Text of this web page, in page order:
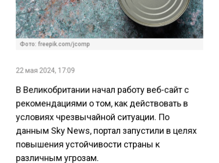
Фото: freepik.com/jcomp
22 мая 2024, 17:09
В Великобритании начал работу веб-сайт с
рекомендациями о том, как действовать в
условиях чрезвычайной ситуации. По
данным Sky News, портал запустили в целях
повышения устойчивости страны к
различным угрозам.